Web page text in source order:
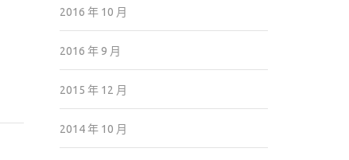
2016 年 10 月
2016 年 9 月
2015 年 12 月
2014 年 10 月